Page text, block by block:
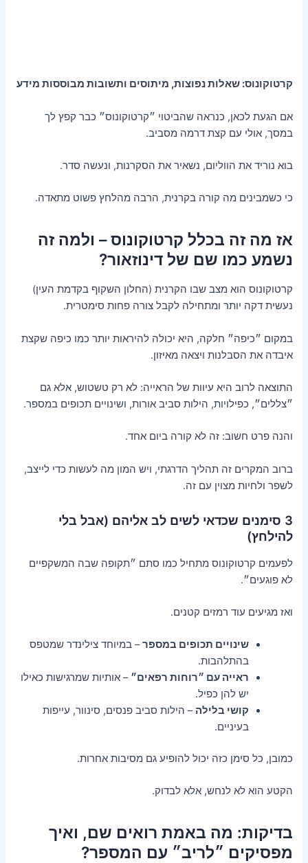
קרטוקונוס: שאלות נפוצות, מיתוסים ותשובות מבוססות מידע
אם הגעת לכאן, כנראה שהביטוי ״קרטוקונוס״ כבר קפץ לך
במסך, אולי עם קצת דרמה מסביב.
בוא נוריד את הווליום, נשאיר את הסקרנות, ונעשה סדר.
כי כשמבינים מה קורה בקרנית, הרבה מהלחץ פשוט מתאדה.
אז מה זה בכלל קרטוקונוס – ולמה זה
נשמע כמו שם של דינוזאור?
קרטוקונוס הוא מצב שבו הקרנית (החלון השקוף בקדמת העין)
נעשית דקה יותר ומתחילה לקבל צורה פחות סימטרית.
במקום ״כיפה״ חלקה, היא יכולה להיראות יותר כמו כיפה שקצת
איבדה את הסבלנות ויצאה מאיזון.
התוצאה לרוב היא עיוות של הראייה: לא רק טשטוש, אלא גם
״צללים״, כפילויות, הילות סביב אורות, ושינויים תכופים במספר.
והנה פרט חשוב: זה לא קורה ביום אחד.
ברוב המקרים זה תהליך הדרגתי, ויש המון מה לעשות כדי לייצב,
לשפר ולחיות מצוין עם זה.
3 סימנים שכדאי לשים לב אליהם (אבל בלי
להילחץ)
לפעמים קרטוקונוס מתחיל כמו סתם ״תקופה שבה המשקפיים
לא פוגעים״.
ואז מגיעים עוד רמזים קטנים.
שינויים תכופים במספר– במיוחד צילינדר שמטפס
בהתלהבות.
ראייה עם ״רוחות רפאים״ – אותיות שמרגישות כאילו
יש להן כפיל.
קושי בלילה – הילות סביב פנסים, סינוור, עייפות
בעיניים.
כמובן, כל סימן כזה יכול להופיע גם מסיבות אחרות.
הקטע הוא לא לנחש, אלא לבדוק.
בדיקות: מה באמת רואים שם, ואיך
מפסיקים ״לריב״ עם המספר?